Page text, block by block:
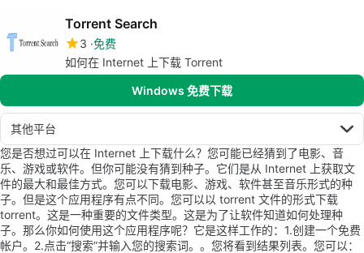
Torrent Search
3 免费
如何在 Internet 上下载 Torrent
Windows 免费下载
其他平台
您是否想过可以在 Internet 上下载什么？您可能已经猜到了电影、音
乐、游戏或软件。但你可能没有猜到种子。它们是从 Internet 上获取文
件的最大和最佳方式。您可以下载电影、游戏、软件甚至音乐形式的种
子。但是这个应用程序有点不同。您可以以 torrent 文件的形式下载
torrent。这是一种重要的文件类型。这是为了让软件知道如何处理种
子。那么你如何使用这个应用程序呢？它是这样工作的：1.创建一个免费
帐户。2.点击“搜索”并输入您的搜索词。。您将看到结果列表。您可以：